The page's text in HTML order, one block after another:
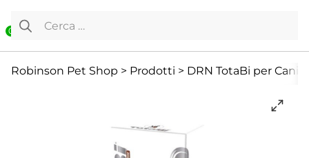
0
Ricerca per:
Robinson Pet Shop > Prodotti > DRN TotaBi per Cani